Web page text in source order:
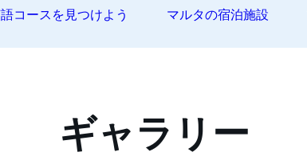
コースを見つけよう マルタの宿泊施設
ギャラリー